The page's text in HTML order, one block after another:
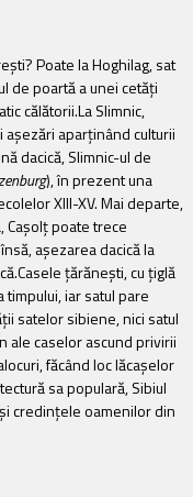
Poate la Hoghilag, sat
de poartă a unei cetăţi
călătorii.La Slimnic,
aparţinând culturii
dacică, Slimnic-ul de
), în prezent una
XIII-XV. Mai departe,
Caşolţ poate trece
aşezarea dacică la
ţărăneşti, cu ţiglă
iar satul pare
satelor sibiene, nici satul
ale caselor ascund privirii
făcând loc lăcaşelor
sa populară, Sibiul
credinţele oamenilor din